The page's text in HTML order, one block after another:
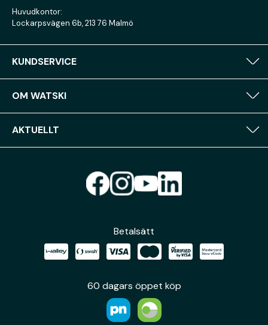
Huvudkontor:
Lockarpsvägen 6b, 213 76 Malmö
KUNDSERVICE
OM WATSKI
AKTUELLT
Betalsätt
60 dagars öppet köp